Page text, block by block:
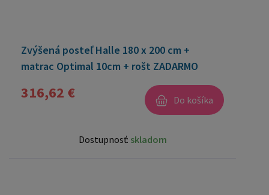
Zvýšená posteľ Halle 180 x 200 cm +
matrac Optimal 10cm + rošt ZADARMO
316,62 € Do košíka
Dostupnosť: skladom